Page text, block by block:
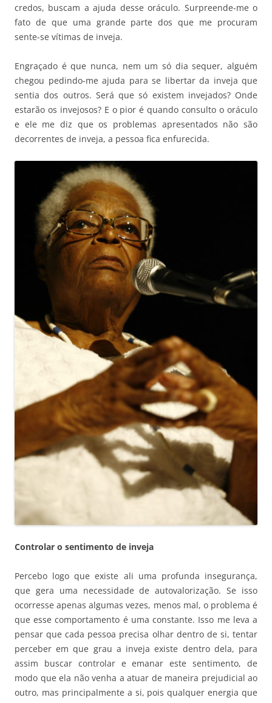
credos, buscam a ajuda desse oráculo. Surpreende-me o
fato de que uma grande parte dos que me procuram
sente-se vítimas de inveja.
Engraçado é que nunca, nem um só dia sequer, alguém
chegou pedindo-me ajuda para se libertar da inveja que
sentia dos outros. Será que só existem invejados? Onde
estarão os invejosos? E o pior é quando consulto o oráculo
e ele me diz que os problemas apresentados não são
decorrentes de inveja, a pessoa fica enfurecida.
Controlar o sentimento de inveja
Percebo logo que existe ali uma profunda insegurança,
que gera uma necessidade de autovalorização. Se isso
ocorresse apenas algumas vezes, menos mal, o problema é
que esse comportamento é uma constante. Isso me leva a
pensar que cada pessoa precisa olhar dentro de si, tentar
perceber em que grau a inveja existe dentro dela, para
assim buscar controlar e emanar este sentimento, de
modo que ela não venha a atuar de maneira prejudicial ao
outro, mas principalmente a si, pois qualquer energia que